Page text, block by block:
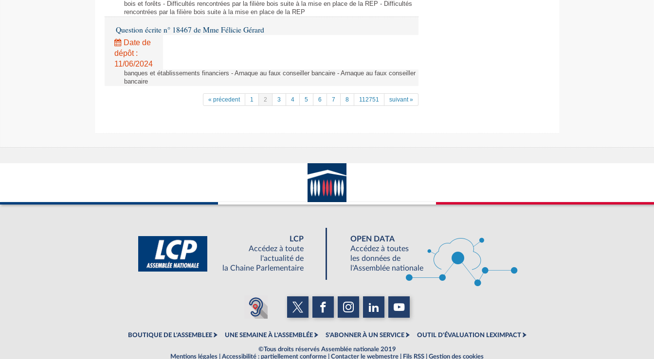
bois et forêts - Difficultés rencontrées par la filière bois suite à la mise en place de la REP - Difficultés
rencontrées par la filière bois suite à la mise en place de la REP
Question écrite n° 18467 de Mme Félicie Gérard
Date de
dépôt :
11/06/2024
banques et établissements financiers - Arnaque au faux conseiller bancaire - Arnaque au faux conseiller
bancaire
« précedent 1 2 3 4 5 6 7 8 112751 suivant »
LCP
Accédez à toute
l'actualité de
la Chaine Parlementaire
OPEN DATA
Accédez à toutes
les données de
l'Assemblée nationale
BOUTIQUE DE L'ASSEMBLEE UNE SEMAINE À L'ASSEMBLÉE S'ABONNER À UN SERVICE OUTIL D'ÉVALUATION LEXIMPACT
©Tous droits réservés Assemblée nationale 2019
Mentions légales
Accessibilité : partiellement conforme Contacter le webmestre Fils RSS Gestion des cookies